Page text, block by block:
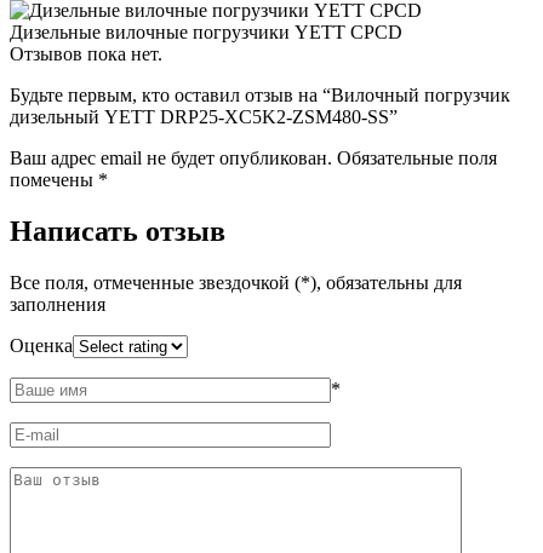
Дизельные вилочные погрузчики YETT CPCD
Отзывов пока нет.
Будьте первым, кто оставил отзыв на “Вилочный погрузчик
дизельный YETT DRP25-XC5K2-ZSM480-SS”
Ваш адрес email не будет опубликован. Обязательные поля
помечены *
Написать отзыв
Все поля, отмеченные звездочкой (*), обязательны для
заполнения
Оценка
*